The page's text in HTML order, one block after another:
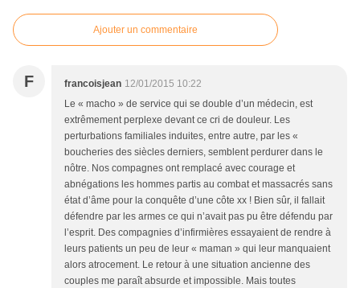
Ajouter un commentaire
F francoisjean 12/01/2015 10:22
Le « macho » de service qui se double d’un médecin, est
extrêmement perplexe devant ce cri de douleur. Les
perturbations familiales induites, entre autre, par les «
boucheries des siècles derniers, semblent perdurer dans le
nôtre. Nos compagnes ont remplacé avec courage et
abnégations les hommes partis au combat et massacrés sans
état d’âme pour la conquête d’une côte xx ! Bien sûr, il fallait
défendre par les armes ce qui n’avait pas pu être défendu par
l’esprit. Des compagnies d’infirmières essayaient de rendre à
leurs patients un peu de leur « maman » qui leur manquaient
alors atrocement. Le retour à une situation ancienne des
couples me paraît absurde et impossible. Mais toutes